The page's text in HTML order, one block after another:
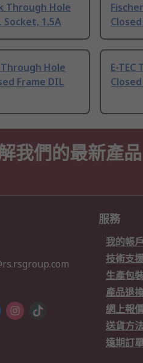
Through Hole
Socket, 1.5A
Hole
Frame DIL
E-
我們的最新產品
服務
我的帳戶
技術支
生產包
產品退
網上報
送貨方
遠期訂